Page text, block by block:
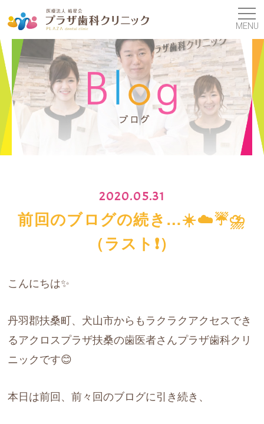
MENU
2020.05.31
前回のブログの続き…☀️☁️☔️⛈
（ラスト❗️）
こんにちは✨
丹羽郡扶桑町、犬山市からもラクラクアクセスでき
るアクロスプラザ扶桑の歯医者さんプラザ歯科クリ
ニックです😊
本日は前回、前々回のブログに引き続き、